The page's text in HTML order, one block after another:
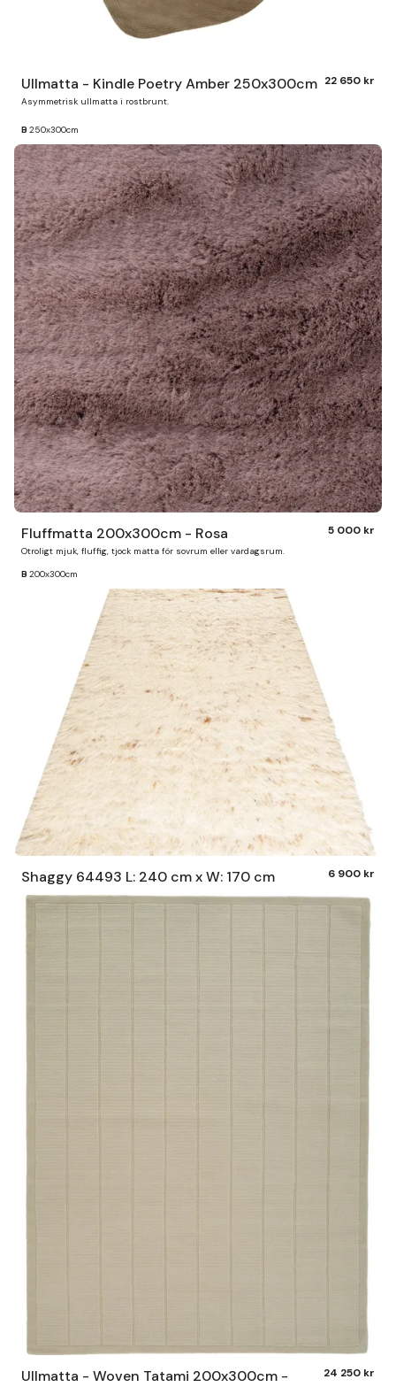
Ullmatta - Kindle Poetry Amber 250x300cm 22 650 kr
Asymmetrisk ullmatta i rostbrunt.
B 250x300cm
Fluffmatta 200x300cm - Rosa 5 000 kr
Otroligt mjuk, fluffig, tjock matta för sovrum eller vardagsrum.
B 200x300cm
Shaggy 64493 L: 240 cm x W: 170 cm 6 900 kr
Ullmatta - Woven Tatami 200x300cm -
24 250 kr